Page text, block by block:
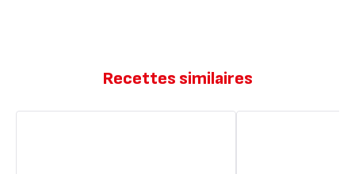
Recettes similaires